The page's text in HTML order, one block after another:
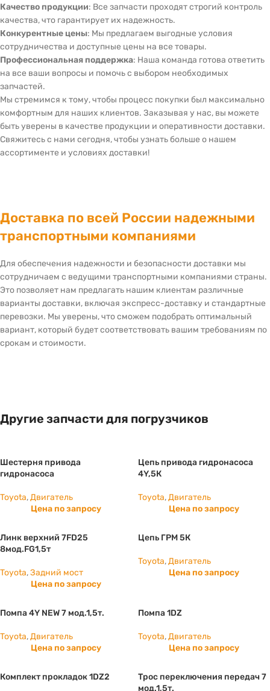
Качество продукции: Все запчасти проходят строгий контроль
качества, что гарантирует их надежность.
Конкурентные цены: Мы предлагаем выгодные условия
сотрудничества и доступные цены на все товары.
Профессиональная поддержка: Наша команда готова ответить
на все ваши вопросы и помочь с выбором необходимых
запчастей.
Мы стремимся к тому, чтобы процесс покупки был максимально
комфортным для наших клиентов. Заказывая у нас, вы можете
быть уверены в качестве продукции и оперативности доставки.
Свяжитесь с нами сегодня, чтобы узнать больше о нашем
ассортименте и условиях доставки!
Доставка по всей России надежными
транспортными компаниями
Для обеспечения надежности и безопасности доставки мы
сотрудничаем с ведущими транспортными компаниями страны.
Это позволяет нам предлагать нашим клиентам различные
варианты доставки, включая экспресс-доставку и стандартные
перевозки. Мы уверены, что сможем подобрать оптимальный
вариант, который будет соответствовать вашим требованиям по
срокам и стоимости.
Другие запчасти для погрузчиков
Шестерня привода
гидронасоса
Toyota,Двигатель
Цена по запросу
Цепь привода гидронасоса
4Y,5К
Toyota,Двигатель
Цена по запросу
Линк верхний 7FD25
8мод.FG1,5т
Toyota,Задний мост
Цена по запросу
Цепь ГРМ 5К
Toyota,Двигатель
Цена по запросу
Помпа 4Y NEW 7 мод.1,5т.
Toyota,Двигатель
Цена по запросу
Помпа 1DZ
Toyota,Двигатель
Цена по запросу
Комплект прокладок 1DZ2
Трос переключения передач 7
мод.1,5т.